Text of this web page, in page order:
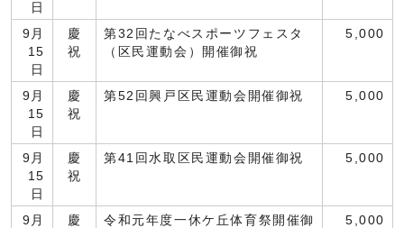
日
9月
15
日
慶
祝
第32回たなべスポーツフェスタ
（区民運動会）開催御祝
5,000
9月
15
日
慶
祝
第52回興戸区民運動会開催御祝 5,000
9月
15
日
慶
祝
第41回水取区民運動会開催御祝 5,000
9月
慶
令和元年度一休ケ丘体育祭開催御
5,000